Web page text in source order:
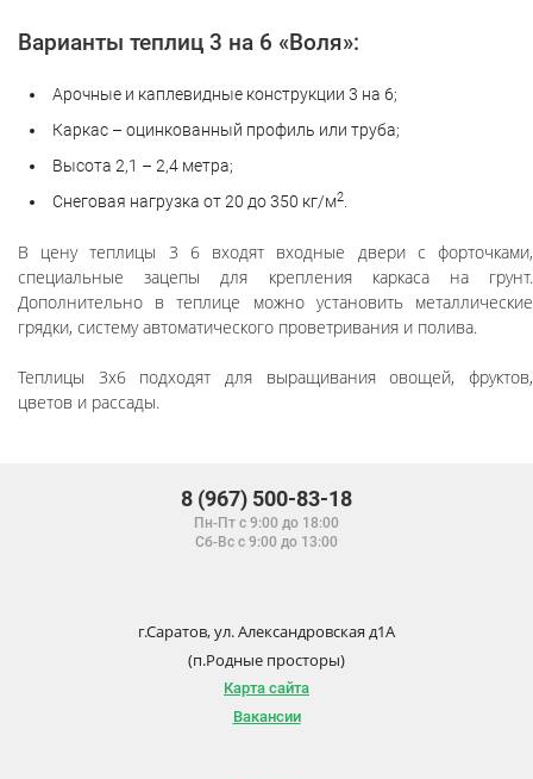
Варианты теплиц 3 на 6 «Воля»:
Арочные и каплевидные конструкции 3 на 6;
Каркас – оцинкованный профиль или труба;
Высота 2,1 – 2,4 метра;
Снеговая нагрузка от 20 до 350 кг/м2
В цену теплицы 3 6 входят входные двери с форточками,
специальные зацепы для крепления каркаса на грунт.
Дополнительно в теплице можно установить металлические
грядки, систему автоматического проветривания и полива.
Теплицы 3х6 подходят для выращивания овощей, фруктов,
цветов и рассады.
8 (967) 500-83-18
Пн-Пт с 9:00 до 18:00
Сб-Вс с 9:00 до 13:00
г.Саратов, ул. Александровская д1А
(п.Родные просторы)
Карта сайта
Вакансии